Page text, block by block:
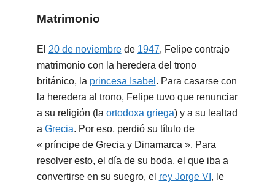
Matrimonio
El 20 de noviembrede 1947, Felipe contrajo
matrimonio con la heredera del trono
británico, la princesa Isabel . Para casarse con
la heredera al trono, Felipe tuvo que renunciar
a su religión (la ortodoxa griega) y a su lealtad
a Grecia. Por eso, perdió su título de
« príncipe de Grecia y Dinamarca ». Para
resolver esto, el día de su boda, el que iba a
convertirse en su suegro, el rey Jorge VI , le